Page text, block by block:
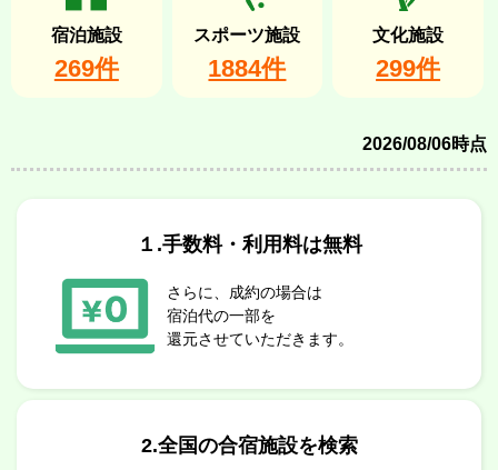
宿泊施設
269件
スポーツ施設
1884件
文化施設
299件
2026/08/06時点
１.手数料・利用料は無料
さらに、成約の場合は
宿泊代の一部を
還元させていただきます。
2.全国の合宿施設を検索